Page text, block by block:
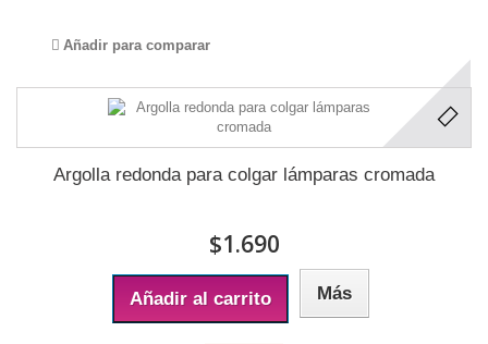
Añadir para comparar
Argolla redonda para colgar lámparas cromada
$1.690
Añadir al carrito Más